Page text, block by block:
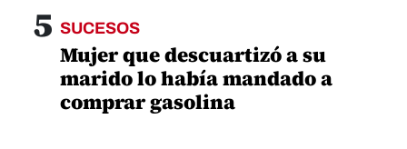
5 SUCESOS
Mujer que descuartizó a su
marido lo había mandado a
comprar gasolina